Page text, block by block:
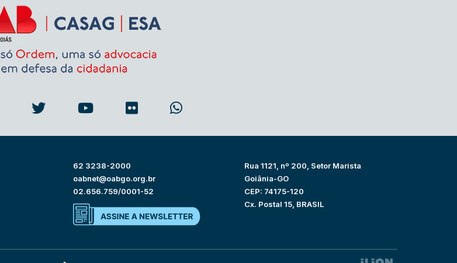
62 3238-2000
oabnet@oabgo.org.br
02.656.759/0001-52
Rua 1121, nº 200, Setor Marista
Goiânia-GO
CEP: 74175-120
Cx. Postal 15, BRASIL